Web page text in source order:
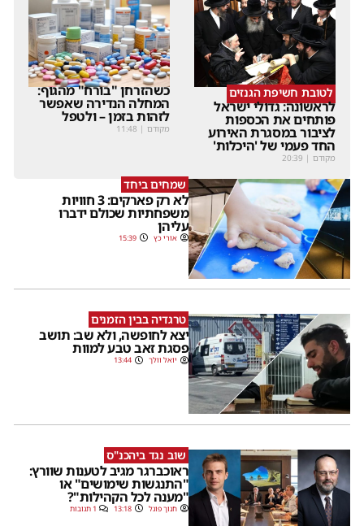
לטובת חשיפת הגנזים
לראשונה: גדולי ישראל
פותחים את הכספות
לציבור במסגרת האירוע
החד פעמי של 'היכלות'
מקודם |
20:39
כשהזרחן "בורח" מהגוף:
המחלה הנדירה שאפשר
לזהות בזמן – ולטפל
מקודם |
11:48
שמחים ביחד
לא רק פארקים: 3 חוויות
משפחתיות שכולם ידברו
עליהן
אורי כץ 15:39
טרגדיה בבין הזמנים
יצא לחופשה, ולא שב: תושב
פסגת זאב טבע למוות
יואל וולך 13:44
שוב נגד ביהכנ"ס
ראוכברגר מגיב לטענות שוורץ:
"התנגשות שימושים" או
"מענה לכל הקהילות"?
חנוך פוגל 13:18 1 תגובות